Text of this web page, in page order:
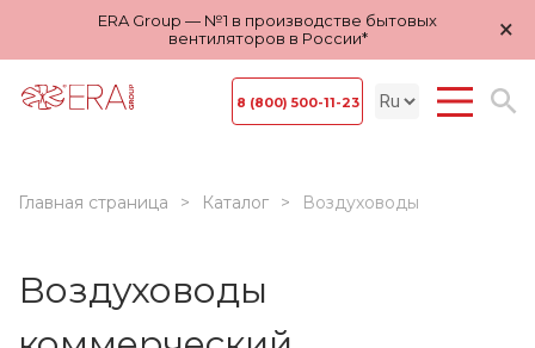
ERA Group — №1 в производстве бытовых
вентиляторов в России*
×
8 (800) 500-11-23
Главная страница Каталог Воздуховоды
Воздуховоды